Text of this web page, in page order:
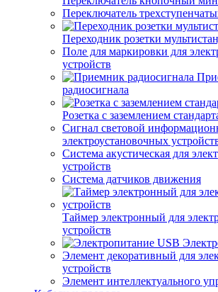
Переключатель
Переходник розетки
Поле для маркировки для
устройств
радиосигнала
Розетка с заземлением
Сигнал световой
электроустановочных
Система акустическая для
устройств
Система датчиков движения
Таймер электронный для
устройств
Элемент декоративный для
устройств
Элемент интеллектуального